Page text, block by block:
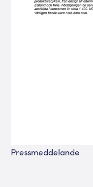
Pressmeddelande